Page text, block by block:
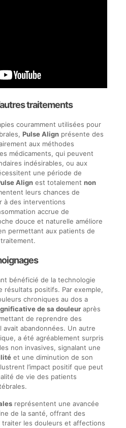
traitements
couramment utilisées pour
Pulse Alignprésente des
aux méthodes
médicaments, qui peuvent
indésirables, ou aux
une période de
Alignest totalement non
leurs chances de
à des interventions
accrue de
douce et naturelle améliore
permettant aux patients de
bénéficié de la technologie
résultats positifs. Par exemple,
chroniques au dos a
de sa douleuraprès
de reprendre des
avait abandonnées. Un autre
a été agréablement surpris
non invasives, signalant une
et une diminution de son
l’impact positif que peut
de vie des patients
représentent une avancée
de la santé, offrant des
les douleurs et affections